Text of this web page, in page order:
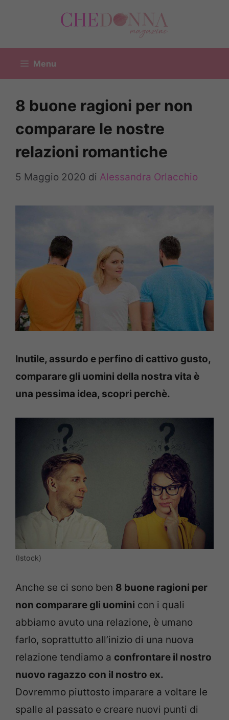
Menu
8 buone ragioni per non
comparare le nostre
relazioni romantiche
5 Maggio 2020 di Alessandra Orlacchio
Inutile, assurdo e perfino di cattivo gusto,
comparare gli uomini della nostra vita è
una pessima idea, scopri perchè.
(Istock)
Anche se ci sono ben 8 buone ragioni per
non comparare gli uomini con i quali
abbiamo avuto una relazione, è umano
farlo, soprattutto all’inizio di una nuova
relazione tendiamo a confrontare il nostro
nuovo ragazzo con il nostro ex.
Dovremmo piuttosto imparare a voltare le
spalle al passato e creare nuovi punti di